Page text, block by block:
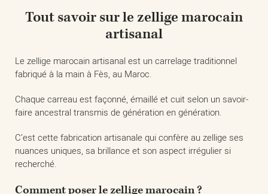
Tout savoir sur le zellige marocain
artisanal
Le zellige marocain artisanal est un carrelage traditionnel
fabriqué à la main à Fès, au Maroc.
Chaque carreau est façonné, émaillé et cuit selon un savoir-
faire ancestral transmis de génération en génération.
C’est cette fabrication artisanale qui confère au zellige ses
nuances uniques, sa brillance et son aspect irrégulier si
recherché.
Comment poser le zellige marocain ?